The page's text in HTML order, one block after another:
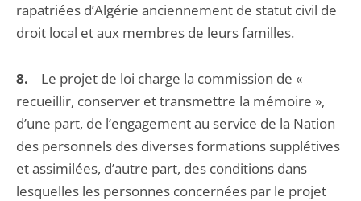
rapatriées d’Algérie anciennement de statut civil de
droit local et aux membres de leurs familles.
8.
Le projet de loi charge la commission de «
recueillir, conserver et transmettre la mémoire »,
d’une part, de l’engagement au service de la Nation
des personnels des diverses formations supplétives
et assimilées, d’autre part, des conditions dans
lesquelles les personnes concernées par le projet